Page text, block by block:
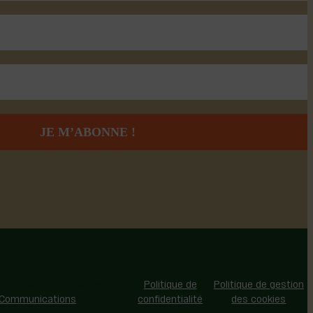
Politique de
confidentialité
Politique de gestion
des cookies